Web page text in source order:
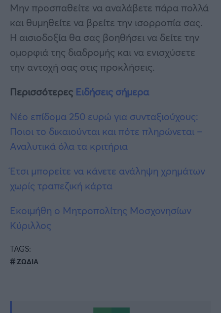
Μην προσπαθείτε να αναλάβετε πάρα πολλά
και θυμηθείτε να βρείτε την ισορροπία σας.
Η αισιοδοξία θα σας βοηθήσει να δείτε την
ομορφιά της διαδρομής και να ενισχύσετε
την αντοχή σας στις προκλήσεις.
Περισσότερες Ειδήσεις σήμερα
Νέο επίδομα 250 ευρώ για συνταξιούχους:
Ποιοι το δικαιούνται και πότε πληρώνεται –
Αναλυτικά όλα τα κριτήρια
Έτσι μπορείτε να κάνετε ανάληψη χρημάτων
χωρίς τραπεζική κάρτα
Εκοιμήθη ο Μητροπολίτης Μοσχονησίων
Κύριλλος
TAGS:
ΖΩΔΙΑ